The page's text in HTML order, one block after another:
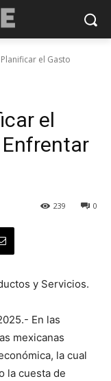
el Gasto
el
0
239
y Servicios.
En las
mexicanas
la cual
la cuesta de